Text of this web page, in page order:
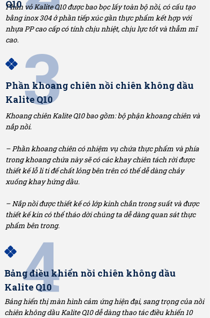
3
Khoang chiên Kalite Q10 bao gồm: bộ phận khoang chiên và
nắp nồi.
– Phần khoang chiên có nhiệm vụ chứa thực phẩm và phía
trong khoang chứa này sẽ có các khay chiên tách rời được
thiết kế lỗ li ti để chất lỏng bên trên có thể dễ dàng chảy
xuống khay hứng dầu.
– Nắp nồi được thiết kế có lớp kinh chắn trong suất và được
thiết kế kin có thể tháo dời chúng ta dễ dàng quan sát thực
phẩm bên trong.
Phần khoang chiên nồi chiên không dầu
Kalite Q10
Phần vỏ Kalite Q10 được bao bọc lấy toàn bộ nồi, có cấu tạo
bằng inox 304 ở phần tiếp xúc gần thực phẩm kết hợp với
nhựa PP cao cấp có tính chịu nhiệt, chịu lực tốt và thẫm mĩ
cao.
Q10
4
Bảng hiển thị màn hình cảm ứng hiện đại, sang trọng của nồi
chiên không dầu Kalite Q10 dễ dàng thao tác điều khiển 10
Bảng điều khiển nồi chiên không dầu
Kalite Q10